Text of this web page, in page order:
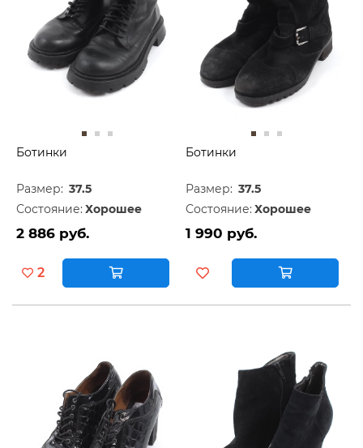
Ботинки
Размер: 37.5
Состояние: Хорошее
2 886 руб.
2
Ботинки
Размер: 37.5
Состояние: Хорошее
1 990 руб.